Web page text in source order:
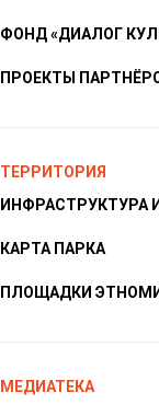
ФОНД «ДИАЛОГ
ПРОЕКТЫ
ТЕРРИТОРИЯ
ИНФРАСТРУКТУРА
КАРТА ПАРКА
ПЛОЩАДКИ
МЕДИАТЕКА